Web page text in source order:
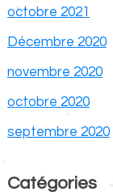
octobre 2021
Décembre 2020
novembre 2020
octobre 2020
septembre 2020
Catégories